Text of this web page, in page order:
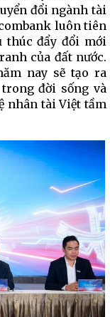
đổi ngành tài
luôn tiên
thúc đẩy đổi mới
của đất nước.
nay sẽ tạo ra
đời sống và
nhân tài Việt tầm